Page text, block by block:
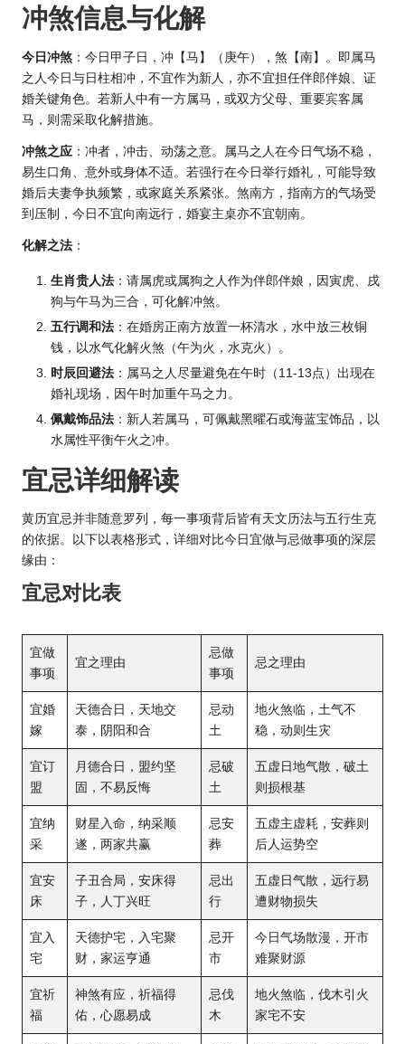
冲煞信息与化解
今日冲煞 ：今日甲子日，冲【马】（庚午），煞【南】。即属马
之人今日与日柱相冲，不宜作为新人，亦不宜担任伴郎伴娘、证
婚关键角色。若新人中有一方属马，或双方父母、重要宾客属
马，则需采取化解措施。
冲煞之应 ：冲者，冲击、动荡之意。属马之人在今日气场不稳，
易生口角、意外或身体不适。若强行在今日举行婚礼，可能导致
婚后夫妻争执频繁，或家庭关系紧张。煞南方，指南方的气场受
到压制，今日不宜向南远行，婚宴主桌亦不宜朝南。
化解之法 ：
生肖贵人法 ：请属虎或属狗之人作为伴郎伴娘，因寅虎、戌
狗与午马为三合，可化解冲煞。
五行调和法 ：在婚房正南方放置一杯清水，水中放三枚铜
钱，以水气化解火煞（午为火，水克火）。
时辰回避法 ：属马之人尽量避免在午时（11-13点）出现在
婚礼现场，因午时加重午马之力。
佩戴饰品法 ：新人若属马，可佩戴黑曜石或海蓝宝饰品，以
水属性平衡午火之冲。
宜忌详细解读
黄历宜忌并非随意罗列，每一事项背后皆有天文历法与五行生克
的依据。以下以表格形式，详细对比今日宜做与忌做事项的深层
缘由：
宜忌对比表
宜做
事项
宜之理由
忌做
事项
忌之理由
宜婚
嫁
天德合日，天地交
泰，阴阳和合
忌动
土
地火煞临，土气不
稳，动则生灾
宜订
盟
月德合日，盟约坚
固，不易反悔
忌破
土
五虚日地气散，破土
则损根基
宜纳
采
财星入命，纳采顺
遂，两家共赢
忌安
葬
五虚主虚耗，安葬则
后人运势空
宜安
床
子丑合局，安床得
子，人丁兴旺
忌出
行
五虚日气散，远行易
遭财物损失
宜入
宅
天德护宅，入宅聚
财，家运亨通
忌开
市
今日气场散漫，开市
难聚财源
宜祈
福
神煞有应，祈福得
佑，心愿易成
忌伐
木
地火煞临，伐木引火
家宅不安